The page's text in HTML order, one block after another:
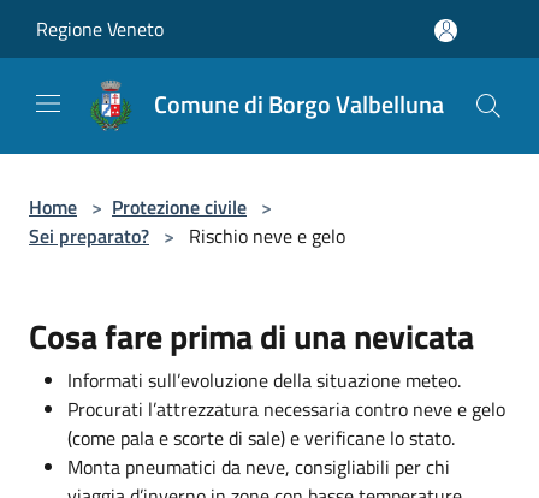
Regione Veneto
Comune di Borgo Valbelluna
Home > Protezione civile >
Sei preparato? > Rischio neve e gelo
Cosa fare prima di una nevicata
Informati sull’evoluzione della situazione meteo.
Procurati l’attrezzatura necessaria contro neve e gelo
(come pala e scorte di sale) e verificane lo stato.
Monta pneumatici da neve, consigliabili per chi